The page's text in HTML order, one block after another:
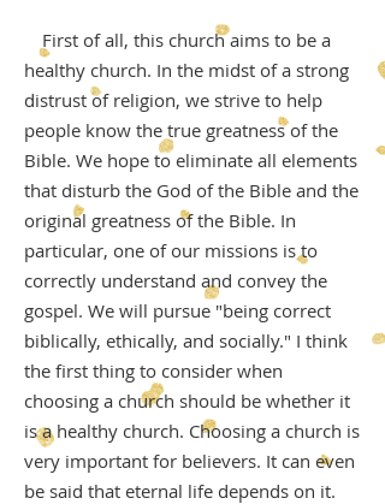
First of all, this church aims to be a
healthy church. In the midst of a strong
distrust of religion, we strive to help
people know the true greatness of the
Bible. We hope to eliminate all elements
that disturb the God of the Bible and the
original greatness of the Bible. In
particular, one of our missions is to
correctly understand and convey the
gospel. We will pursue "being correct
biblically, ethically, and socially." I think
the first thing to consider when
choosing a church should be whether it
is a healthy church. Choosing a church is
very important for believers. It can even
be said that eternal life depends on it.